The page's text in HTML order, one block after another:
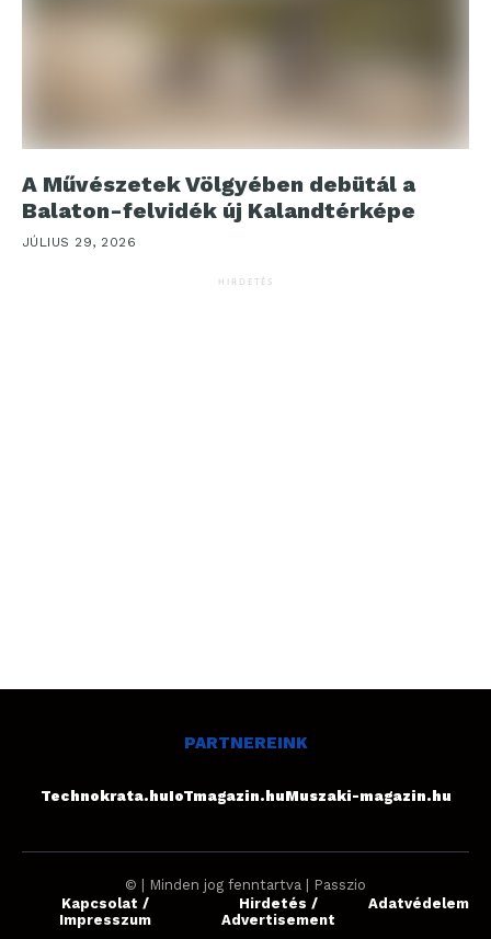
A Művészetek Völgyében debütál a
Balaton-felvidék új Kalandtérképe
JÚLIUS 29, 2026
HIRDETÉS
PARTNEREINK
Technokrata.huIoTmagazin.huMuszaki-magazin.hu
© | Minden jog fenntartva | Passzio
Kapcsolat /
Impresszum
Hirdetés /
Advertisement
Adatvédelem